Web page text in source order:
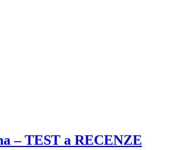
– TEST a RECENZE